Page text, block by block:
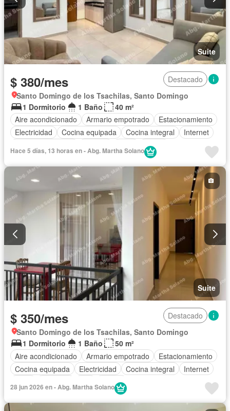
Suite
$ 380/mes
Destacado
Santo Domingo de los Tsachilas, Santo Domingo
1 Dormitorio
1 Baño
40 m²
Aire acondicionado
Armario empotrado
Estacionamiento
Electricidad
Cocina equipada Cocina integral
Internet
Jardín
Wifi
Piscina
Completamente amoblado
Hace 5 días, 13 horas en - Abg. Martha Solano
Suite
$ 350/mes
Destacado
Santo Domingo de los Tsachilas, Santo Domingo
1 Dormitorio
1 Baño
50 m²
Aire acondicionado
Armario empotrado
Estacionamiento
Cocina equipada
Electricidad Cocina integral
Internet
Balcón
Completamente amoblado
28 jun 2026 en - Abg. Martha Solano